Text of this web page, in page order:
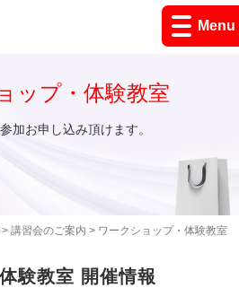
Menu
講習会のご案内 > ワークショップ・体験教室
ップ・体験教室
加お申し込み頂けます。
験教室 開催情報